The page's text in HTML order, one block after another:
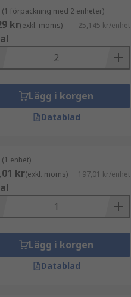
(1 förpackning med 2 enheter)
kr(exkl. moms) 25,145 kr/enhet
Lägg i korgen
Datablad
enhet)
kr(exkl. moms) 197,01 kr/enhet
Lägg i korgen
Datablad